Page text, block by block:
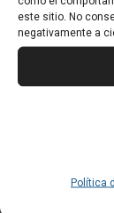
este sitio. No
negativamente a
Política
34€